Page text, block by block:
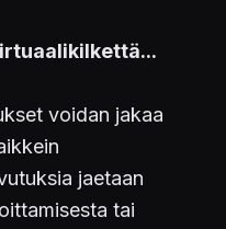
voidan jakaa
jaetaan
tai